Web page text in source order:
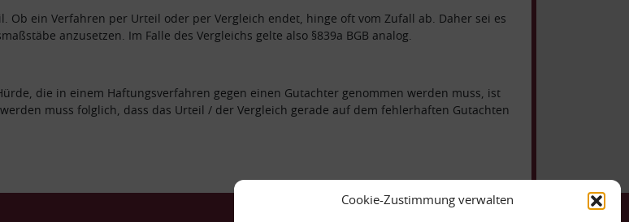
Cookie-Zustimmung verwalten
Ob ein Verfahren per Urteil oder per Vergleich endet, hinge oft vom Zufall ab. Daher sei es
anzusetzen. Im Falle des Vergleichs gelte also §839a BGB analog.
die in einem Haftungsverfahren gegen einen Gutachter genommen werden muss, ist
muss folglich, dass das Urteil / der Vergleich gerade auf dem fehlerhaften Gutachten